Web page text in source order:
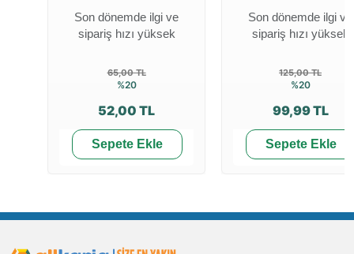
Son dönemde ilgi ve
sipariş hızı yüksek
65,00 TL
%20
52,00 TL
Sepete Ekle
Son dönemde ilgi ve
sipariş hızı yüksek
125,00 TL
%20
99,99 TL
Sepete Ekle